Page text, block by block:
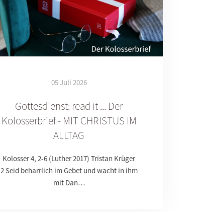
05 Juli 2026
Gottesdienst: read it ... Der
Kolosserbrief - MIT CHRISTUS IM
ALLTAG
Kolosser 4, 2-6 (Luther 2017) Tristan Krüger
2 Seid beharrlich im Gebet und wacht in ihm
mit Dan…